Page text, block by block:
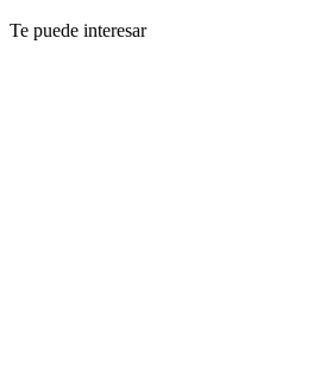
Te puede interesar